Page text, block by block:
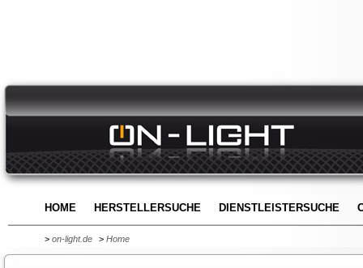
HOME HERSTELLERSUCHE DIENSTLEISTERSUCHE
> on-light.de > Home